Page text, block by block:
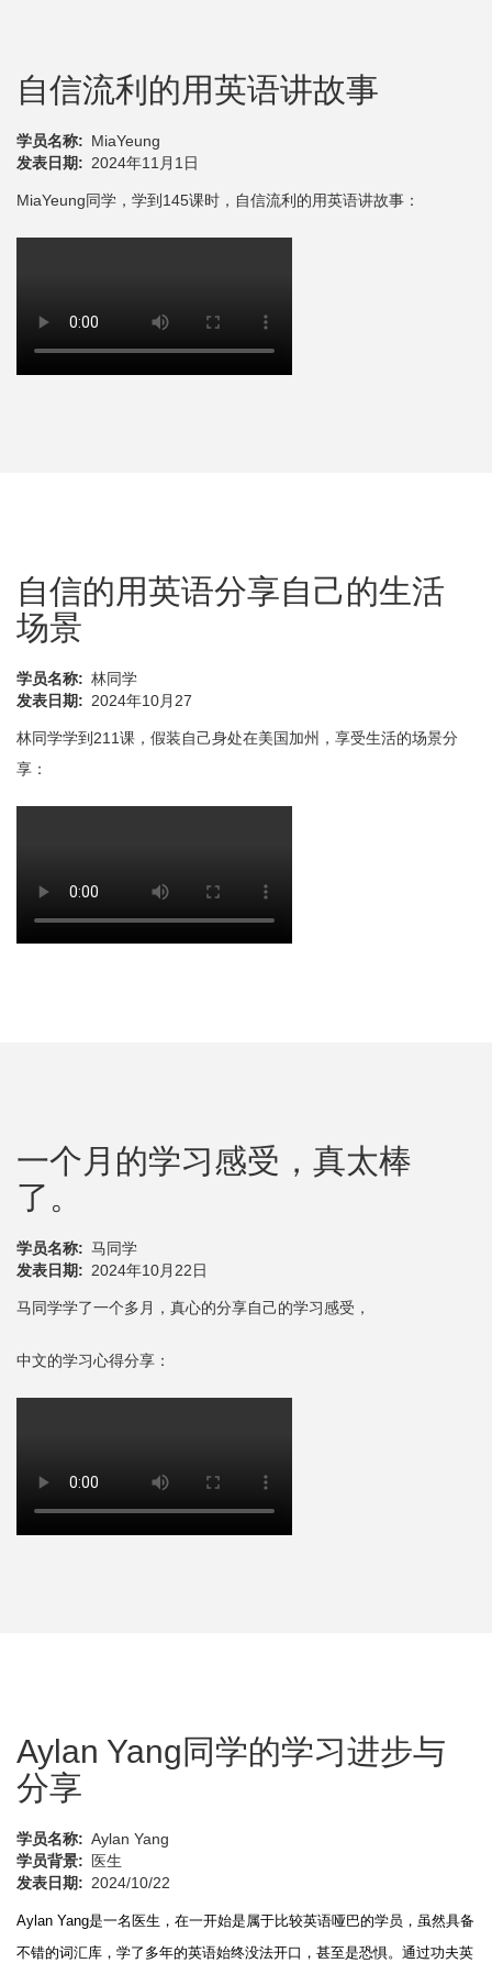
自信流利的用英语讲故事
学员名称
MiaYeung
发表日期
2024年11月1日
MiaYeung同学，学到145课时，自信流利的用英语讲故事：
自信的用英语分享自己的生活
场景
学员名称
林同学
发表日期
2024年10月27
林同学学到211课，假装自己身处在美国加州，享受生活的场景分
享：
一个月的学习感受，真太棒
了。
学员名称
马同学
发表日期
2024年10月22日
马同学学了一个多月，真心的分享自己的学习感受，
中文的学习心得分享：
Aylan Yang同学的学习进步与
分享
学员名称
Aylan Yang
学员背景
医生
发表日期
2024/10/22
Aylan Yang是一名医生， 在一开始是属于比较英语哑巴的学员，虽然具备
不错的词汇库 ， 学了多年的英语始终没法开口，甚至是恐惧。通过功夫英